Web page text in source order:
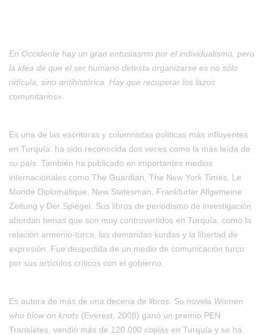
En Occidente hay un gran entusiasmo por el individualismo, pero
la idea de que el ser humano detesta organizarse es no sólo
ridícula, sino antihistórica. Hay que recuperar los lazos
comunitarios».
Es una de las escritoras y columnistas políticas más influyentes
en Turquía: ha sido reconocida dos veces como la más leída de
su país. También ha publicado en importantes medios
internacionales como The Guardian, The New York Times, Le
Monde Diplomatique, New Statesman, Frankfurter Allgemeine
Zeitung y Der Spiegel. Sus libros de periodismo de investigación
abordan temas que son muy controvertidos en Turquía, como la
relación armenio-turca, las demandas kurdas y la libertad de
expresión. Fue despedida de un medio de comunicación turco
por sus artículos críticos con el gobierno.
Es autora de más de una decena de libros. Su novela Women
who blow on knots (Everest, 2008) ganó un premio PEN
Translates, vendió más de 120.000 copias en Turquía y se ha